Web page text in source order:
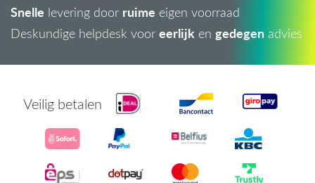
Snelle levering door ruime eigen voorraad
Deskundige helpdesk voor eerlijk en gedegen advies
Veilig betalen